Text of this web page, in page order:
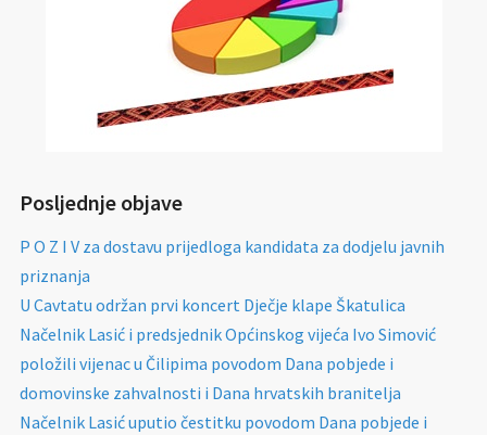
Posljednje objave
P O Z I V za dostavu prijedloga kandidata za dodjelu javnih
priznanja
U Cavtatu održan prvi koncert Dječje klape Škatulica
Načelnik Lasić i predsjednik Općinskog vijeća Ivo Simović
položili vijenac u Čilipima povodom Dana pobjede i
domovinske zahvalnosti i Dana hrvatskih branitelja
Načelnik Lasić uputio čestitku povodom Dana pobjede i